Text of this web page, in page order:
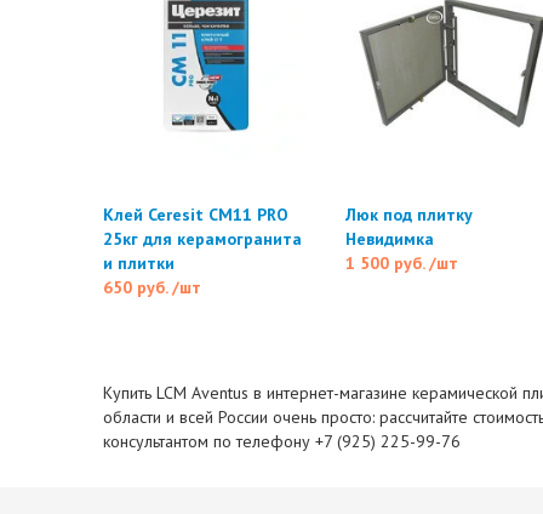
Клей Ceresit CM11 PRO
25кг для керамогранита
и плитки
650 руб./шт
Люк под плитку
Невидимка
1 500 руб./шт
Купить LCM Aventus в интернет-магазине керамической
области и всей России очень просто: рассчитайте
консультантом по телефону +7 (925) 225-99-76